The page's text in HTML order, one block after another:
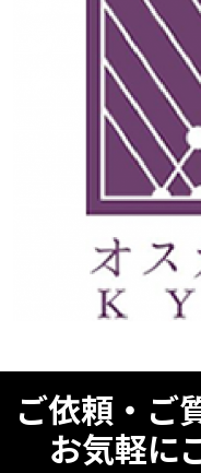
ご依頼・ご
お気軽に